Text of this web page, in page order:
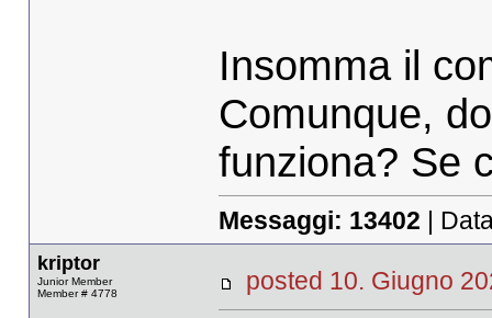
Insomma il
Comunque,
funziona? Se
Messaggi: 13402 |
kriptor
Junior Member
Member # 4778
posted 10. Giugno